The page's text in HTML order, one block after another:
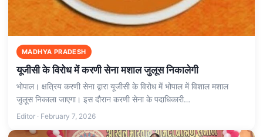
MADHYA PRADESH
यूजीसी के विरोध में करणी सेना मशाल जुलूस निकालेगी
भोपाल। क्षत्रिय करणी सेना द्वारा यूजीसी के विरोध में भोपाल में विशाल मशाल
जुलूस निकाला जाएगा। इस दौरान करणी सेना के पदाधिकारी…
Editor · February 7, 2026